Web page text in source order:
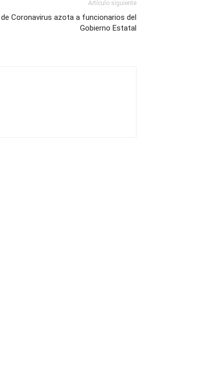
Artículo siguiente
Coronavirus azota a funcionarios del
Gobierno Estatal